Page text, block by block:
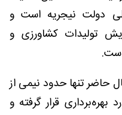
دولت نیجریه است و
تولیدات کشاورزی و
حاضر تنها حدود نیمی از
قرار گرفته و